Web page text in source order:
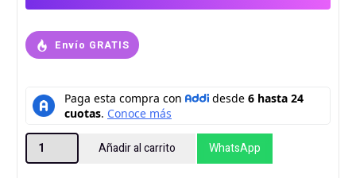
Envío GRATIS
TORRE
PW
Añadir al carrito WhatsApp